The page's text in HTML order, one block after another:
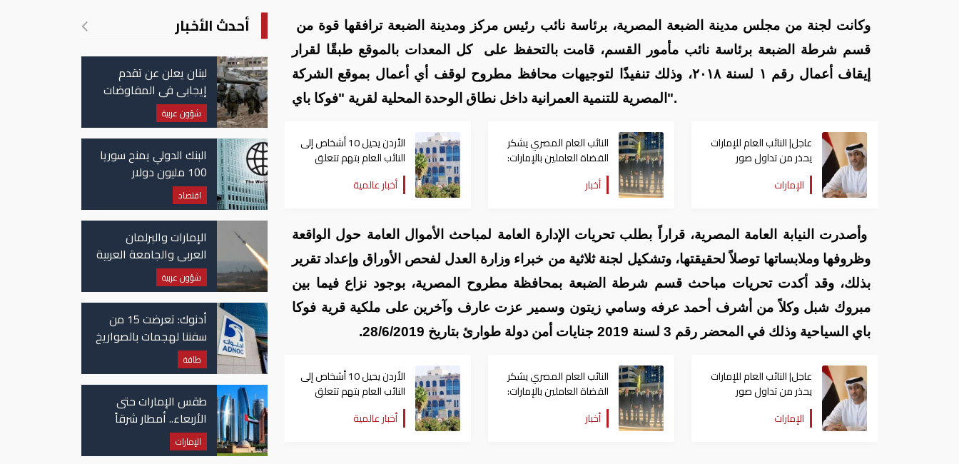
وكانت لجنة من مجلس مدينة الضبعة المصرية، برئاسة نائب رئيس مركز ومدينة الضبعة ترافقها قوة من
قسم شرطة الضبعة برئاسة نائب مأمور القسم، قامت بالتحفظ على كل المعدات بالموقع طبقًا لقرار
إيقاف أعمال رقم ١ لسنة ٢٠١٨، وذلك تنفيذًا لتوجيهات محافظ مطروح لوقف أي أعمال بموقع الشركة
المصرية للتنمية العمرانية داخل نطاق الوحدة المحلية لقرية "فوكا باي".
عاجل| النائب العام للإمارات
يحذر من تداول صور
ومقاطع مواقع الحوادث
الإمارات
النائب العام المصري يشكر
القضاة العاملين بالإمارات:
يعكسون صورة ناصعة
للقاضي المصري
أخبار
الأردن يحيل 10 أشخاص إلى
النائب العام بتهم تتعلق
بأموال الإخوان
أخبار عالمية
وأصدرت النيابة العامة المصرية، قراراً بطلب تحريات الإدارة العامة لمباحث الأموال العامة حول الواقعة
وظروفها وملابساتها توصلاً لحقيقتها، وتشكيل لجنة ثلاثية من خبراء وزارة العدل لفحص الأوراق وإعداد تقرير
بذلك، وقد أكدت تحريات مباحث قسم شرطة الضبعة بمحافظة مطروح المصرية، بوجود نزاع فيما بين
مبروك شبل وكلاً من أشرف أحمد عرفه وسامي زيتون وسمير عزت عارف وآخرين على ملكية قرية فوكا
باي السياحية وذلك في المحضر رقم 3 لسنة 2019 جنايات أمن دولة طوارئ بتاريخ 28/6/2019.
عاجل| النائب العام للإمارات
يحذر من تداول صور
ومقاطع مواقع الحوادث
الإمارات
النائب العام المصري يشكر
القضاة العاملين بالإمارات:
يعكسون صورة ناصعة
للقاضي المصري
أخبار
الأردن يحيل 10 أشخاص إلى
النائب العام بتهم تتعلق
بأموال الإخوان
أخبار عالمية
أحدث الأخبار
لبنان يعلن عن تقدم
إيجابي في المفاوضات
مع إسرائيل.. وأمريكا
تضغط لوقف النار في
غزة
شؤون عربية
البنك الدولي يمنح سوريا
100 مليون دولار
اقتصاد
الإمارات والبرلمان
العربي والجامعة العربية
يدينون الهجوم الحوثي
على نجران بالسعودية
شؤون عربية
أدنوك: تعرضت 15 من
سفننا لهجمات بالصواريخ
والطائرات المسيّرة منذ
بداية النزاع
طاقة
طقس الإمارات حتى
الأربعاء.. أمطار شرقاً
وجنوباً وانخفاض
تدريجي للحرارة
الإمارات